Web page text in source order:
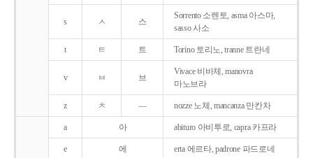
s ㅅ 스
Sorrento 소렌토, asma 아스마,
sasso 사소
t ㅌ 트 Torino 토리노, tranne 트란네
v ㅂ 브
Vivace 비바체, manovra
마노브라
z ㅊ ― nozze 노체, mancanza 만칸차
a 아 abituro 아비투로, capra 카프라
e 에 erta 에르타, padrone 파드로네